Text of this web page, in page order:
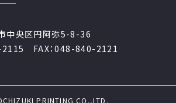
中央区円阿弥5-8-36
2115 FAX：048-840-2121
PRINTING CO.,LTD.